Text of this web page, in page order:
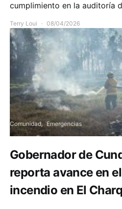
cumplimiento en la auditoría
Terry Loui 08/04/2026
Comunidad Emergencias
Gobernador de
reporta avance en
incendio en El